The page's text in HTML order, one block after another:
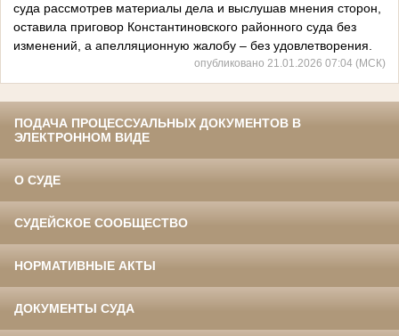
суда рассмотрев материалы дела и выслушав мнения сторон,
оставила приговор Константиновского районного суда без
изменений, а апелляционную жалобу – без удовлетворения.
опубликовано 21.01.2026 07:04 (МСК)
ПОДАЧА ПРОЦЕССУАЛЬНЫХ ДОКУМЕНТОВ В
ЭЛЕКТРОННОМ ВИДЕ
О СУДЕ
СУДЕЙСКОЕ СООБЩЕСТВО
НОРМАТИВНЫЕ АКТЫ
ДОКУМЕНТЫ СУДА